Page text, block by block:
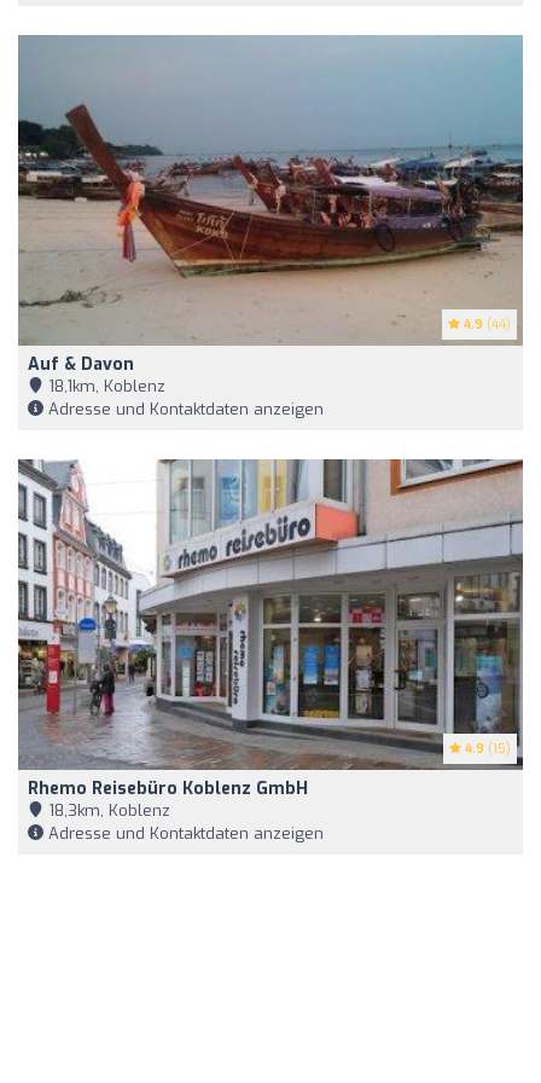
4.9 (44)
Auf & Davon
18,1km, Koblenz
Adresse und Kontaktdaten anzeigen
4.9 (15)
Rhemo Reisebüro Koblenz GmbH
18,3km, Koblenz
Adresse und Kontaktdaten anzeigen